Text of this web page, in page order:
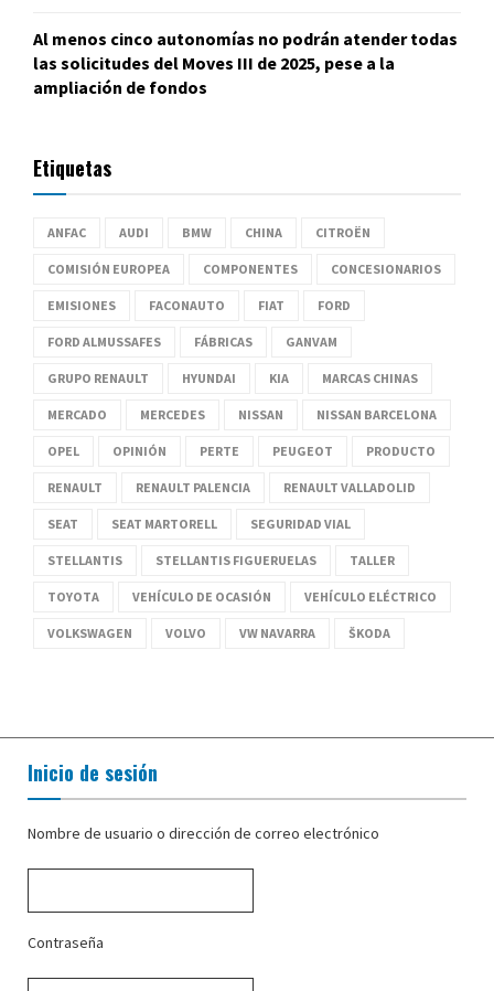
Al menos cinco autonomías no podrán atender todas
las solicitudes del Moves III de 2025, pese a la
ampliación de fondos
Etiquetas
ANFAC AUDI BMW CHINA CITROËN
COMISIÓN EUROPEA COMPONENTES CONCESIONARIOS
EMISIONES FACONAUTO FIAT FORD
FORD ALMUSSAFES FÁBRICAS GANVAM
GRUPO RENAULT HYUNDAI KIA MARCAS CHINAS
MERCADO MERCEDES NISSAN NISSAN BARCELONA
OPEL OPINIÓN PERTE PEUGEOT PRODUCTO
RENAULT RENAULT PALENCIA RENAULT VALLADOLID
SEAT SEAT MARTORELL SEGURIDAD VIAL
STELLANTIS STELLANTIS FIGUERUELAS TALLER
TOYOTA VEHÍCULO DE OCASIÓN VEHÍCULO ELÉCTRICO
VOLKSWAGEN VOLVO VW NAVARRA ŠKODA
Inicio de sesión
Nombre de usuario o dirección de correo electrónico
Contraseña